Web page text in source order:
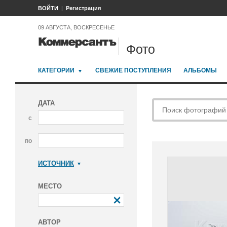
ВОЙТИ Регистрация
09 АВГУСТА, ВОСКРЕСЕНЬЕ
Фото
КАТЕГОРИИ СВЕЖИЕ ПОСТУПЛЕНИЯ АЛЬБОМЫ
ДАТА
с
по
ИСТОЧНИК
МЕСТО
АВТОР